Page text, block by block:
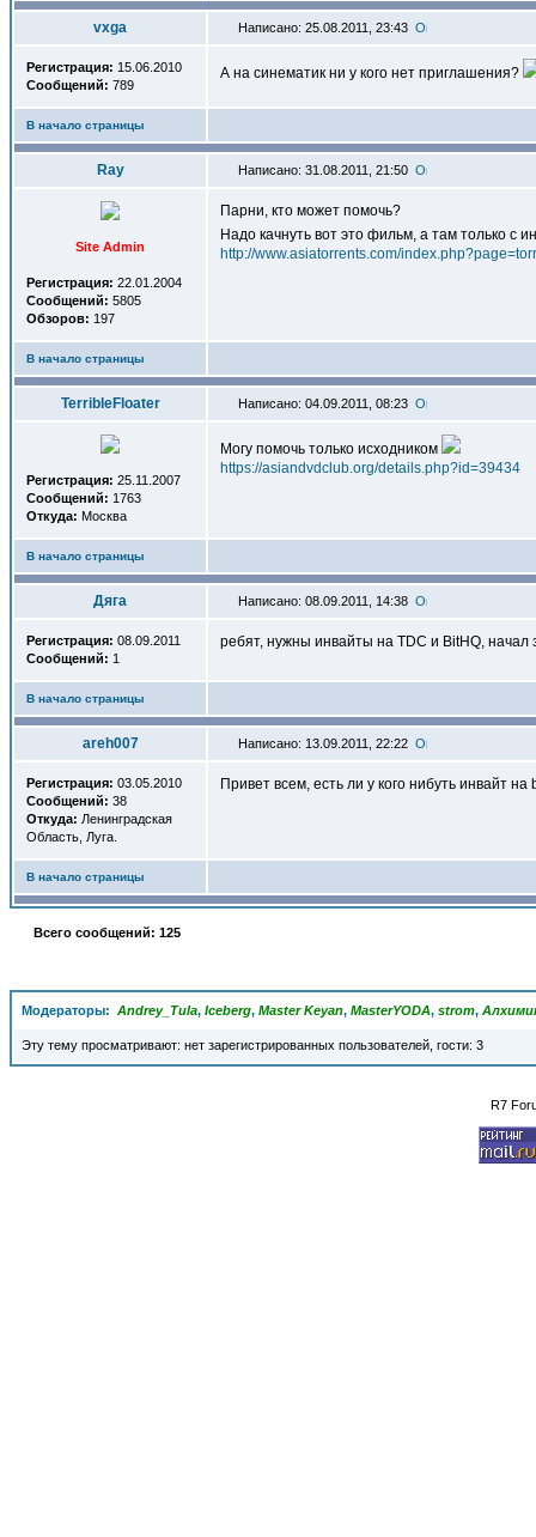
vxga Написано: 25.08.2011, 23:43
Регистрация: 15.06.2010
Сообщений: 789
А на синематик ни у кого нет приглашения?
В начало страницы
Ray Написано: 31.08.2011, 21:50
Site Admin
Регистрация: 22.01.2004
Сообщений: 5805
Обзоров: 197
Парни, кто может помочь?
Надо качнуть вот это фильм, а там только с
http://www.asiatorrents.com/
В начало страницы
TerribleFloater Написано: 04.09.2011, 08:23
Регистрация: 25.11.2007
Сообщений: 1763
Откуда: Москва
Могу помочь только исходником
https://asiandvdclub.org/details.php?id=39434
В начало страницы
Дяга Написано: 08.09.2011, 14:38
Регистрация: 08.09.2011
Сообщений: 1
ребят, нужны инвайты на TDC и BitHQ, начал
В начало страницы
areh007 Написано: 13.09.2011, 22:22
Регистрация: 03.05.2010
Сообщений: 38
Откуда: Ленинградская
Область, Луга.
Привет всем, есть ли у кого нибуть инвайт
В начало страницы
Всего сообщений: 125
Модераторы: Andrey_Tula, Iceberg, Master Keyan, MasterYODA, strom,
Эту тему просматривают: нет зарегистрированных пользователей, гости: 3
R7